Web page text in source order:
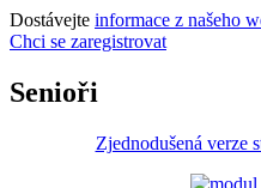
Dostávejte informace z našeho
Chci se zaregistrovat
Senioři
Zjednodušená verze